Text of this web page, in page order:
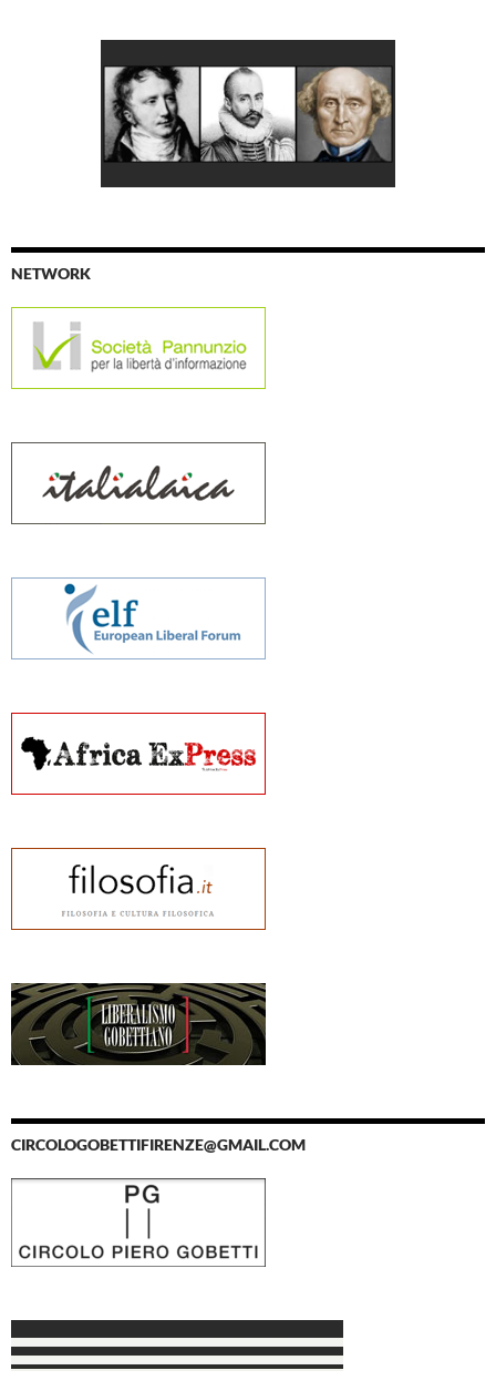
NETWORK
CIRCOLOGOBETTIFIRENZE@GMAIL.COM